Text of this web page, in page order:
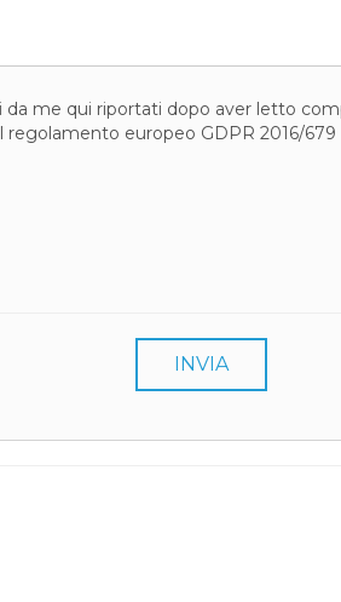
da me qui riportati dopo aver letto
regolamento europeo GDPR 2016/679
INVIA